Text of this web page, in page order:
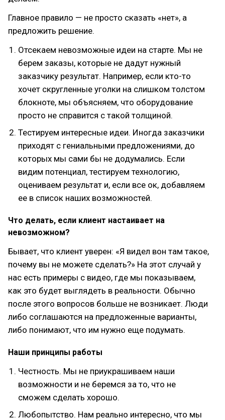
Главное правило — не просто сказать «нет», а
предложить решение.
Отсекаем невозможные идеи на старте. Мы не
берем заказы, которые не дадут нужный
заказчику результат. Например, если кто-то
хочет скругленные уголки на слишком толстом
блокноте, мы объясняем, что оборудование
просто не справится с такой толщиной.
Тестируем интересные идеи. Иногда заказчики
приходят с гениальными предложениями, до
которых мы сами бы не додумались. Если
видим потенциал, тестируем технологию,
оцениваем результат и, если все ок, добавляем
ее в список наших возможностей.
Что делать, если клиент настаивает на
невозможном?
Бывает, что клиент уверен: «Я видел вон там такое,
почему вы не можете сделать?» На этот случай у
нас есть примеры с видео, где мы показываем,
как это будет выглядеть в реальности. Обычно
после этого вопросов больше не возникает. Люди
либо соглашаются на предложенные варианты,
либо понимают, что им нужно еще подумать.
Наши принципы работы
Честность. Мы не приукрашиваем наши
возможности и не беремся за то, что не
сможем сделать хорошо.
Любопытство. Нам реально интересно, что мы